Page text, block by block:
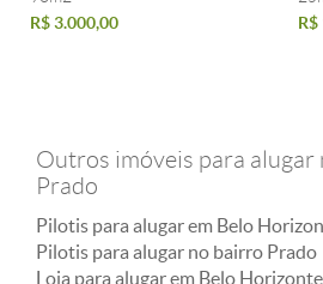
R$ 3.000,00
R$
Outros imóveis para alugar
Prado
Pilotis para alugar em Belo
Pilotis para alugar no bairro Prado
Loja para alugar em Belo Horizonte